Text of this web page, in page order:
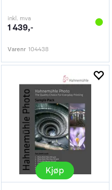
inkl. mva
1 439,-
Varenr 104438
Kjøp